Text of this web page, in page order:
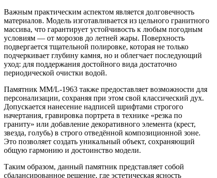
Важным практическим аспектом является долговечность
материалов. Модель изготавливается из цельного гранитного
массива, что гарантирует устойчивость к любым погодным
условиям — от морозов до летней жары. Поверхность
подвергается тщательной полировке, которая не только
подчеркивает глубину камня, но и облегчает последующий
уход: для поддержания достойного вида достаточно
периодической очистки водой.
Памятник ММ/L-1963 также предоставляет возможности для
персонализации, сохраняя при этом свой классический дух.
Допускается нанесение надписей шрифтами строгого
начертания, гравировка портрета в технике «резка по
граниту» или добавление декоративного элемента (крест,
звезда, голубь) в строго отведённой композиционной зоне.
Это позволяет создать уникальный объект, сохраняющий
общую гармонию и достоинство модели.
Таким образом, данный памятник представляет собой
сбалансированное решение, где эстетическая ясность